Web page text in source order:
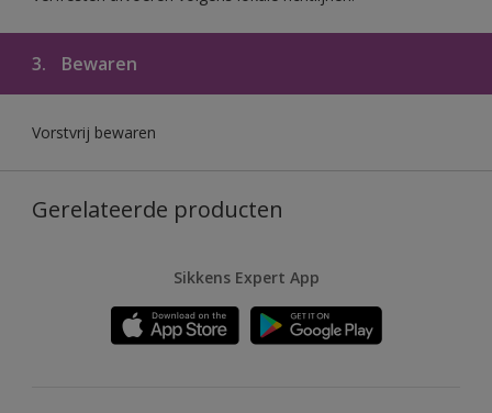
3. Bewaren
Vorstvrij bewaren
Gerelateerde producten
Sikkens Expert App